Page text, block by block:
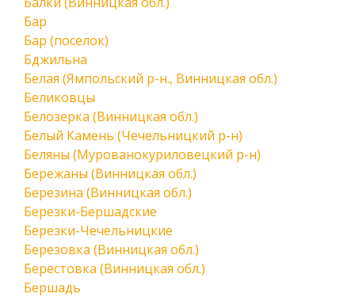
Бар
Бар (поселок)
Бджильна
Белая (Ямпольский р-н., Винницкая обл.)
Беликовцы
Белозерка (Винницкая обл.)
Белый Камень (Чечельницкий р-н)
Беляны (Мурованокуриловецкий р-н)
Бережаны (Винницкая обл.)
Березина (Винницкая обл.)
Березки-Бершадские
Березки-Чечельницкие
Березовка (Винницкая обл.)
Берестовка (Винницкая обл.)
Бершадь